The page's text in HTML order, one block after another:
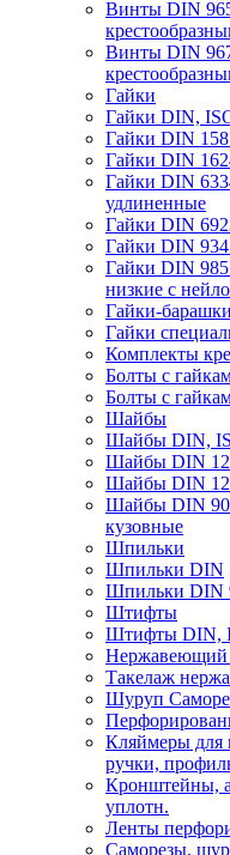
Винты DIN
Винты DIN
Гайки
Гайки DIN,
Гайки DIN
Гайки DIN
Гайки DIN
удлиненные
Гайки DIN
Гайки DIN
Гайки DIN
низкие с
Гайки-
Гайки
Комплекты
Болты с
Болты с
Шайбы
Шайбы DIN,
Шайбы DIN
Шайбы DIN
Шайбы DIN
кузовные
Шпильки
Шпильки DIN
Шпильки DIN
Штифты
Штифты DIN,
Нержавеющий
Такелаж
Шуруп
Кляймеры для
ручки,
Кронштейны,
уплотн.
Ленты
Саморезы,